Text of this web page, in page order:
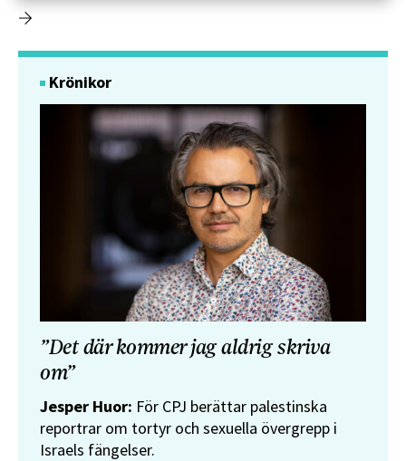
Krönikor
”Det där kommer jag aldrig skriva
om”
Jesper Huor: För CPJ berättar palestinska
reportrar om tortyr och sexuella övergrepp i
Israels fängelser.